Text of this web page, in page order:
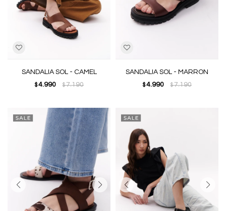
SANDALIA SOL - CAMEL
$ 4.990 $7.190
SANDALIA SOL - MARRON
$ 4.990 $7.190